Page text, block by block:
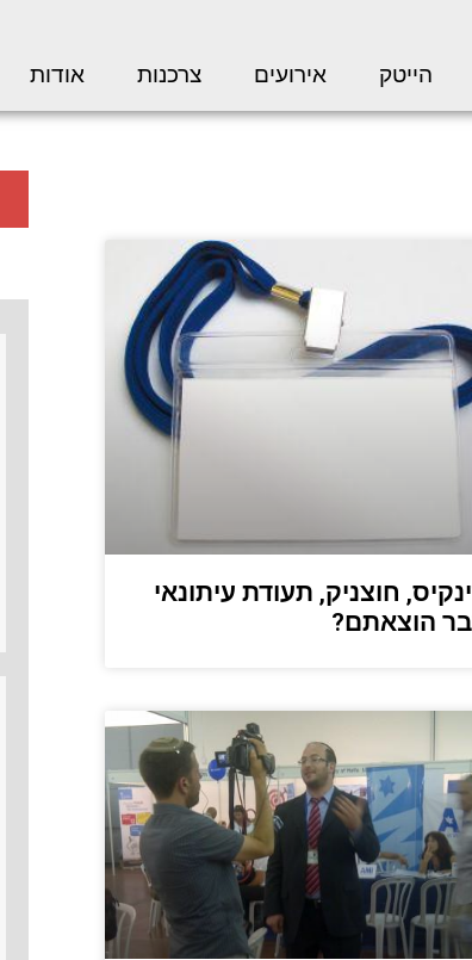
הייטק אירועים צרכנות אודות
חוצניק, תעודת עיתונאי
הוצאתם?